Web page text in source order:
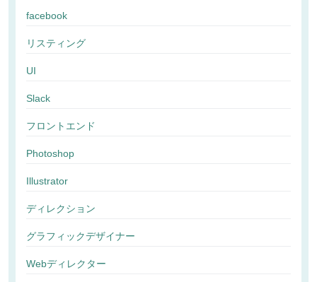
facebook
リスティング
UI
Slack
フロントエンド
Photoshop
Illustrator
ディレクション
グラフィックデザイナー
Webディレクター